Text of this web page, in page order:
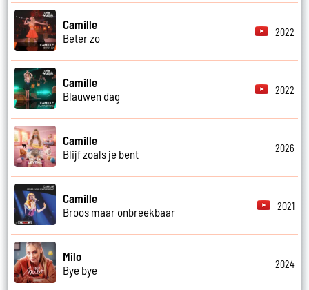
Camille
Beter zo
2022
Camille
Blauwen dag
2022
Camille
Blijf zoals je bent
2026
Camille
Broos maar onbreekbaar
2021
Milo
Bye bye
2024